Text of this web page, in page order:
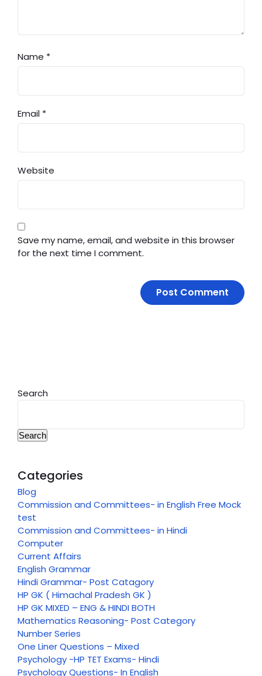
Name *
Email *
Website
Save my name, email, and website in this browser
for the next time I comment.
Search
Search
Categories
Blog
Commission and Committees- in English Free Mock
test
Commission and Committees- in Hindi
Computer
Current Affairs
English Grammar
Hindi Grammar- Post Catagory
HP GK ( Himachal Pradesh GK )
HP GK MIXED – ENG & HINDI BOTH
Mathematics Reasoning- Post Category
Number Series
One Liner Questions – Mixed
Psychology -HP TET Exams- Hindi
Psychology Questions- In English